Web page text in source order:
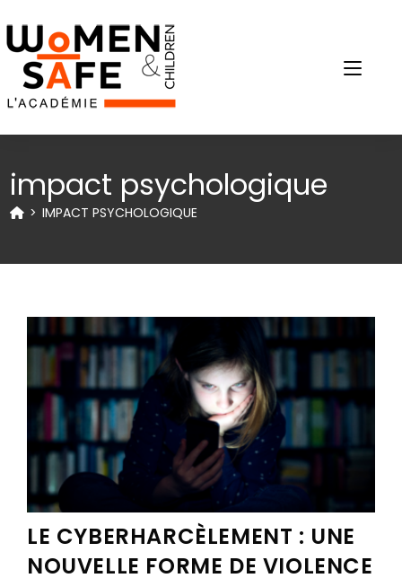
impact psychologique
> IMPACT PSYCHOLOGIQUE
LE CYBERHARCÈLEMENT : UNE
NOUVELLE FORME DE VIOLENCE